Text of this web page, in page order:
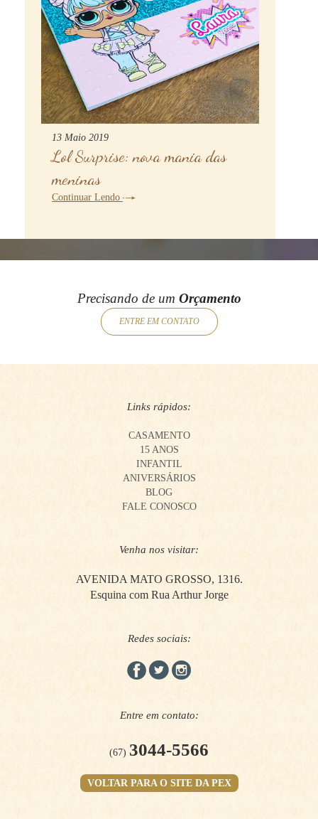
13 Maio 2019
Lol Surprise: nova mania das
meninas
Continuar Lendo
Precisando de um Orçamento
ENTRE EM CONTATO
Links rápidos:
CASAMENTO
15 ANOS
INFANTIL
ANIVERSÁRIOS
BLOG
FALE CONOSCO
Venha nos visitar:
AVENIDA MATO GROSSO, 1316.
Esquina com Rua Arthur Jorge
Redes sociais:
Entre em contato:
(67) 3044-5566
VOLTAR PARA O SITE DA PEX